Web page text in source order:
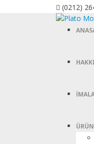
(0212)